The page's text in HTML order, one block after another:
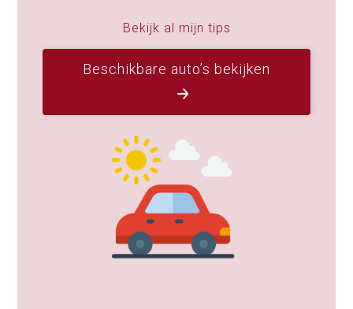
Bekijk al mijn tips
Beschikbare auto’s bekijken